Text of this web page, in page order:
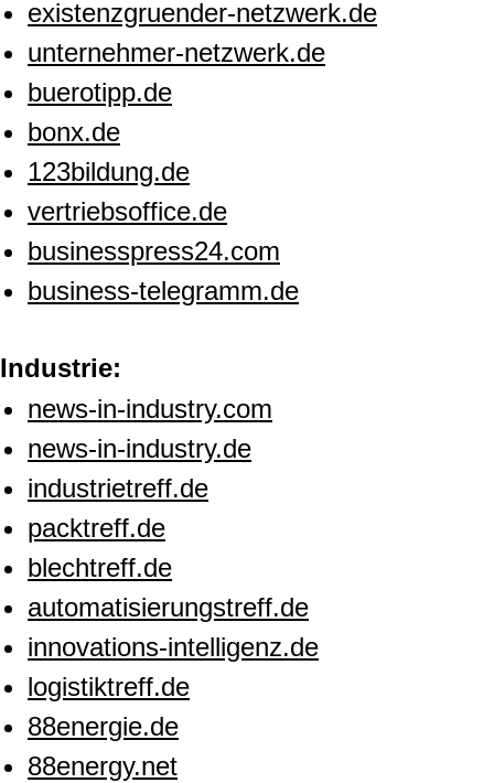
existenzgruender-netzwerk.de
unternehmer-netzwerk.de
buerotipp.de
bonx.de
123bildung.de
vertriebsoffice.de
businesspress24.com
business-telegramm.de
Industrie:
news-in-industry.com
news-in-industry.de
industrietreff.de
packtreff.de
blechtreff.de
automatisierungstreff.de
innovations-intelligenz.de
logistiktreff.de
88energie.de
88energy.net